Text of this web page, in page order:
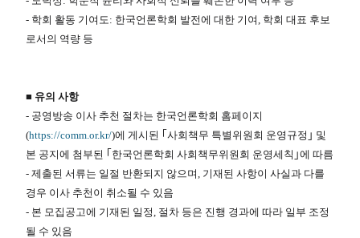
- 학회 활동 기여도: 한국언론학회 발전에 대한 기여, 학회 대표 후보
로서의 역량 등
■​ 유의 사항
- 공영방송 이사 추천 절차는 한국언론학회 홈페이지
(https://comm.or.kr/)에 게시된 ｢사회책무 특별위원회 운영규정｣ 및
본 공지에 첨부된 ｢한국언론학회 사회책무위원회 운영세칙｣에 따름
- 제출된 서류는 일절 반환되지 않으며, 기재된 사항이 사실과 다를
경우 이사 추천이 취소될 수 있음
- 본 모집공고에 기재된 일정, 절차 등은 진행 경과에 따라 일부 조정
될 수 있음